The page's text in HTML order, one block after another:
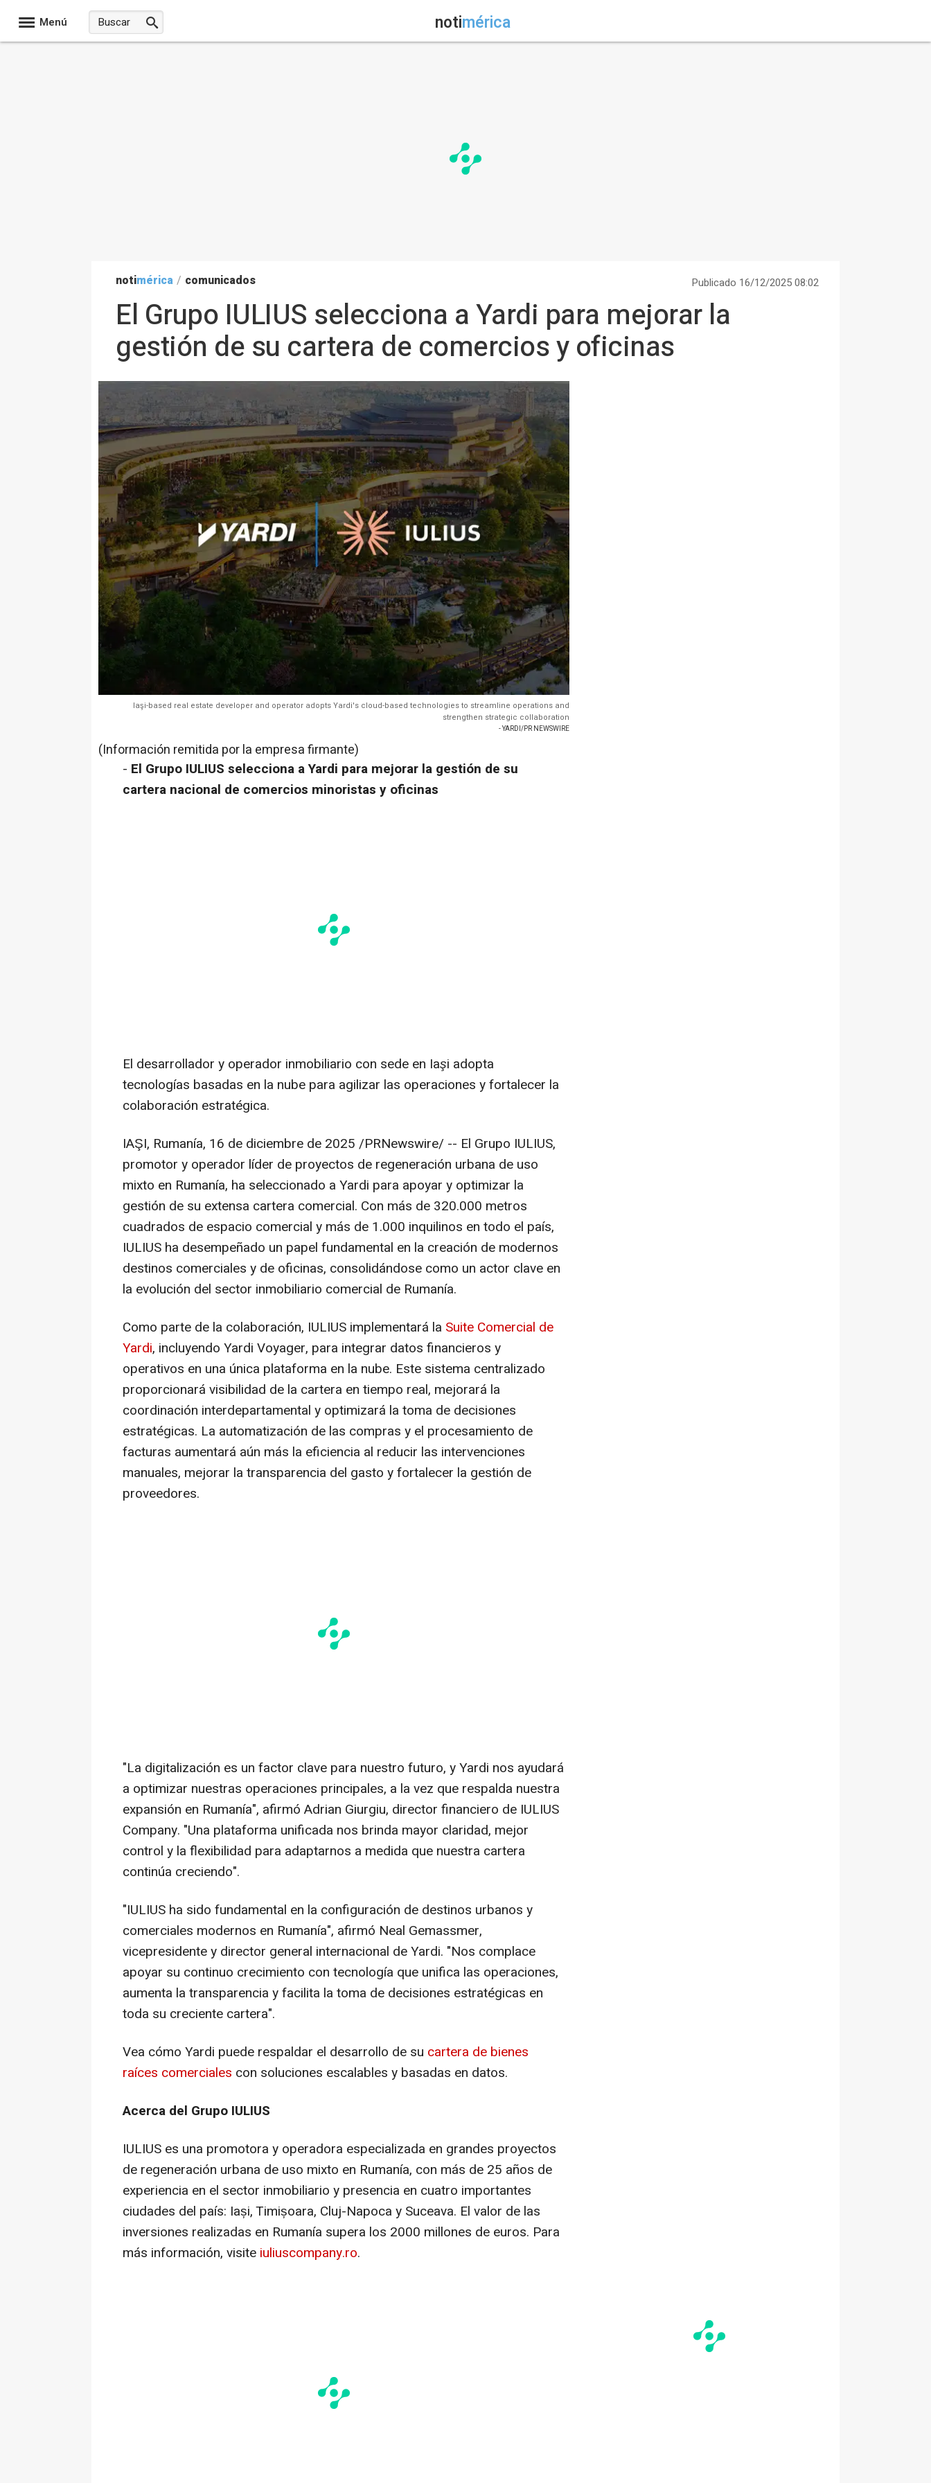
Menú notimérica
notimérica / comunicados Publicado 16/12/2025 08:02
El Grupo IULIUS selecciona a Yardi para mejorar la
gestión de su cartera de comercios y oficinas
Iaşi-based real estate developer and operator adopts Yardi's cloud-based technologies to streamline operations and
strengthen strategic collaboration
- YARDI/PR NEWSWIRE
(Información remitida por la empresa firmante)
- El Grupo IULIUS selecciona a Yardi para mejorar la gestión de su
cartera nacional de comercios minoristas y oficinas
El desarrollador y operador inmobiliario con sede en Iaşi adopta
tecnologías basadas en la nube para agilizar las operaciones y fortalecer la
colaboración estratégica.
IAŞI, Rumanía, 16 de diciembre de 2025 /PRNewswire/ -- El Grupo IULIUS,
promotor y operador líder de proyectos de regeneración urbana de uso
mixto en Rumanía, ha seleccionado a Yardi para apoyar y optimizar la
gestión de su extensa cartera comercial. Con más de 320.000 metros
cuadrados de espacio comercial y más de 1.000 inquilinos en todo el país,
IULIUS ha desempeñado un papel fundamental en la creación de modernos
destinos comerciales y de oficinas, consolidándose como un actor clave en
la evolución del sector inmobiliario comercial de Rumanía.
Como parte de la colaboración, IULIUS implementará la Suite Comercial de
Yardi, incluyendo Yardi Voyager, para integrar datos financieros y
operativos en una única plataforma en la nube. Este sistema centralizado
proporcionará visibilidad de la cartera en tiempo real, mejorará la
coordinación interdepartamental y optimizará la toma de decisiones
estratégicas. La automatización de las compras y el procesamiento de
facturas aumentará aún más la eficiencia al reducir las intervenciones
manuales, mejorar la transparencia del gasto y fortalecer la gestión de
proveedores.
"La digitalización es un factor clave para nuestro futuro, y Yardi nos ayudará
a optimizar nuestras operaciones principales, a la vez que respalda nuestra
expansión en Rumanía", afirmó Adrian Giurgiu, director financiero de IULIUS
Company. "Una plataforma unificada nos brinda mayor claridad, mejor
control y la flexibilidad para adaptarnos a medida que nuestra cartera
continúa creciendo".
"IULIUS ha sido fundamental en la configuración de destinos urbanos y
comerciales modernos en Rumanía", afirmó Neal Gemassmer,
vicepresidente y director general internacional de Yardi. "Nos complace
apoyar su continuo crecimiento con tecnología que unifica las operaciones,
aumenta la transparencia y facilita la toma de decisiones estratégicas en
toda su creciente cartera".
Vea cómo Yardi puede respaldar el desarrollo de su cartera de bienes
raíces comerciales con soluciones escalables y basadas en datos.
Acerca del Grupo IULIUS
IULIUS es una promotora y operadora especializada en grandes proyectos
de regeneración urbana de uso mixto en Rumanía, con más de 25 años de
experiencia en el sector inmobiliario y presencia en cuatro importantes
ciudades del país: Iași, Timișoara, Cluj-Napoca y Suceava. El valor de las
inversiones realizadas en Rumanía supera los 2000 millones de euros. Para
más información, visite iuliuscompany.ro.